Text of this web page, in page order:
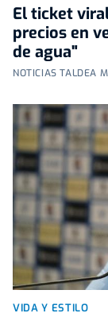
El ticket
precios en
de agua"
NOTICIAS TALDEA
VIDA Y ESTILO